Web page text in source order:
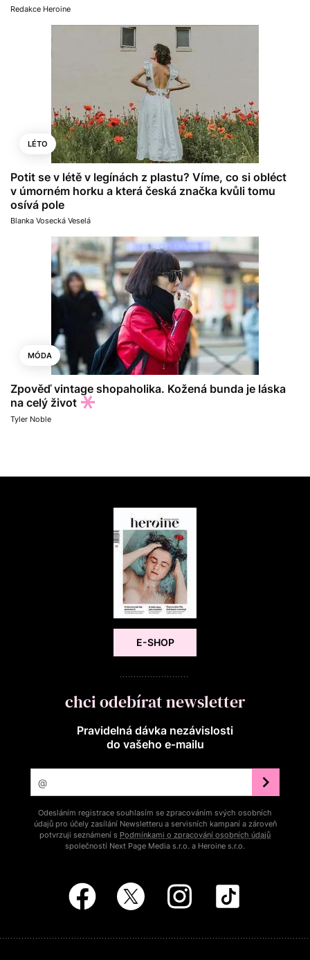
Redakce Heroine
LÉTO
Potit se v létě v legínách z plastu? Víme, co si obléct
v úmorném horku a která česká značka kvůli tomu
osívá pole
Blanka Vosecká Veselá
MÓDA
Zpověď vintage shopaholika. Kožená bunda je láska
na celý život
Tyler Noble
E-SHOP
chci odebírat newsletter
Pravidelná dávka nezávislosti
do vašeho e‑mailu
Odesláním registrace souhlasím se zpracováním svých osobních
údajů pro účely zasílání Newsletteru a servisních kampaní a zároveň
potvrzuji seznámení s Podmínkami o zpracování osobních údajů
společností Next Page Media s.r.o. a Heroine s.r.o.